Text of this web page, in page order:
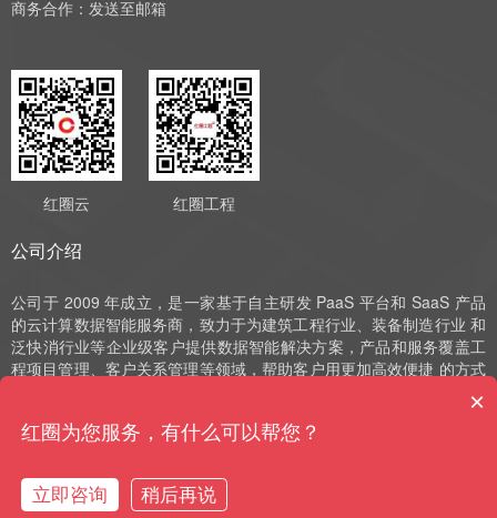
商务合作： 发送至邮箱
红圈云 红圈工程
公司介绍
公司于 2009 年成立，是一家基于自主研发 PaaS 平台和 SaaS 产品
的云计算数据智能服务商，致力于为建筑工程行业、装备制造行业 和
泛快消行业等企业级客户提供数据智能解决方案，产品和服务覆盖工
程项目管理、客户关系管理等领域，帮助客户用更加高效便捷 的方式
实现数字化运营、管理和决策。公司深耕 SaaS 领域十余年，始终以
自主研发作为发展的驱动力，并获评国家高新技术企业、中 关村高新
技术企业、北京市“专精特新”小巨人和北京市“专精特新”中小企业等荣
×
红圈为您服务，有什么可以帮您？
立即咨询 稍后再说
购买咨询 售前电话